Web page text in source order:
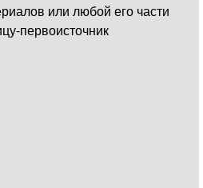
или любой его части
первоисточник